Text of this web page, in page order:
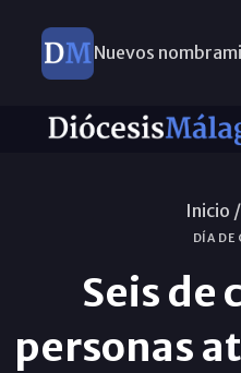
Nuevos
Inicio /
DÍA DE
Seis de
personas